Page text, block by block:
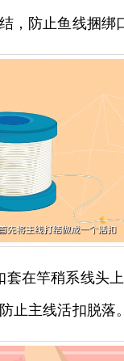
，防止鱼线捆绑
套在竿稍系线头
止主线活扣脱落。